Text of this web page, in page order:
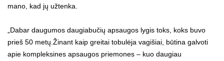
mano, kad jų užtenka.
„Dabar daugumos daugiabučių apsaugos lygis toks, koks buvo
prieš 50 metų.Žinant kaip greitai tobulėja vagišiai, būtina galvoti
apie kompleksines apsaugos priemones – kuo daugiau